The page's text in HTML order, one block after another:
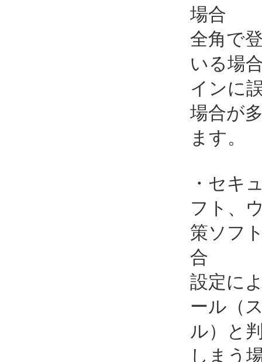
場合
全角で
いる場
インに
場合が
ます。
・セキ
フト、
策ソフ
合
設定に
ール（
ル）と
しまう